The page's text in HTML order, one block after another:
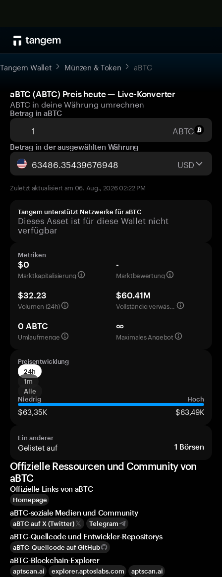
Tangem Wallet Münzen & Token aBTC
aBTC (ABTC) Preis heute — Live-Konverter
ABTC in deine Währung umrechnen
Betrag in aBTC
ABTC
Betrag in der ausgewählten Währung
USD
Zuletzt aktualisiert am 06. Aug., 2026 02:22 PM
Tangem unterstützt Netzwerke für aBTC
Dieses Asset ist für diese Wallet nicht
verfügbar
Metriken
$0
Marktkapitalisierung
-
Marktbewertung
$32.23
Volumen (24h)
$60.41M
Vollständig verwässerte Bewertung
0 ABTC
Umlaufmenge
∞
Maximales Angebot
Preisentwicklung
24h
1m
Alle
Niedrig
Hoch
$63,35K $63,49K
Ein anderer
Gelistet auf 1 Börsen
Offizielle Ressourcen und Community von
aBTC
Offizielle Links von aBTC
Homepage
aBTC-soziale Medien und Community
aBTC auf X (Twitter) Telegram
aBTC-Quellcode und Entwickler-Repositorys
aBTC-Quellcode auf GitHub
aBTC-Blockchain-Explorer
aptscan.ai explorer.aptoslabs.com
aptscan.ai